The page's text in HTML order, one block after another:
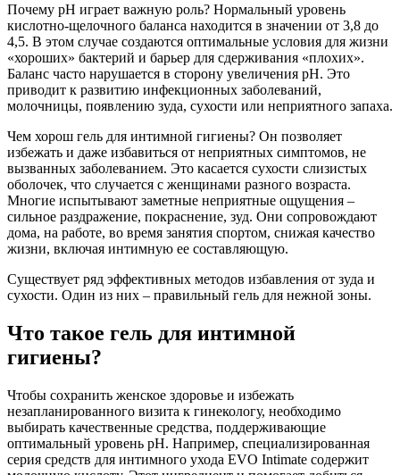
Почему рН играет важную роль? Нормальный уровень
кислотно-щелочного баланса находится в значении от 3,8 до
4,5. В этом случае создаются оптимальные условия для жизни
«хороших» бактерий и барьер для сдерживания «плохих».
Баланс часто нарушается в сторону увеличения pH. Это
приводит к развитию инфекционных заболеваний,
молочницы, появлению зуда, сухости или неприятного запаха.
Чем хорош гель для интимной гигиены? Он позволяет
избежать и даже избавиться от неприятных симптомов, не
вызванных заболеванием. Это касается сухости слизистых
оболочек, что случается с женщинами разного возраста.
Многие испытывают заметные неприятные ощущения –
сильное раздражение, покраснение, зуд. Они сопровождают
дома, на работе, во время занятия спортом, снижая качество
жизни, включая интимную ее составляющую.
Существует ряд эффективных методов избавления от зуда и
сухости. Один из них – правильный гель для нежной зоны.
Что такое гель для интимной
гигиены?
Чтобы сохранить женское здоровье и избежать
незапланированного визита к гинекологу, необходимо
выбирать качественные средства, поддерживающие
оптимальный уровень рН. Например, специализированная
серия средств для интимного ухода EVO Intimate содержит